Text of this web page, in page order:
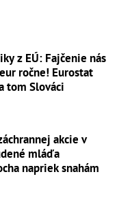
z EÚ: Fajčenie nás
ročne! Eurostat
tom Slováci
akcie v
mláďa
napriek snahám